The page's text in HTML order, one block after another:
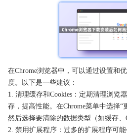
在Chrome浏览器中，可以通过设置和
度。以下是一些建议：
1. 清理缓存和Cookies：定期清理浏览
存，提高性能。在Chrome菜单中选择“
然后选择要清除的数据类型（如缓存、
2. 禁用扩展程序：过多的扩展程序可